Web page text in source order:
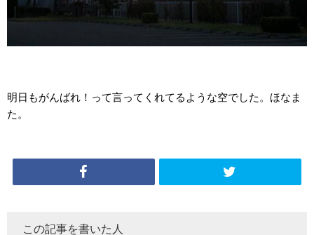
明日もがんばれ！って言ってくれてるような空でした。ほなま
た。
この記事を書いた人